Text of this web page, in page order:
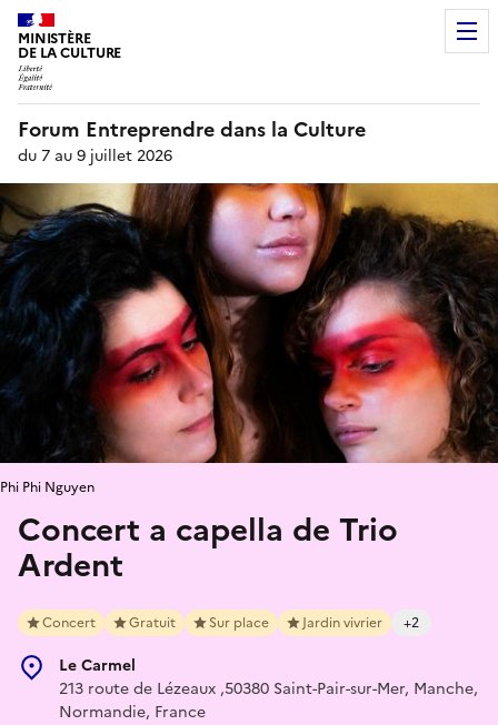
MINISTÈRE
DE LA CULTURE
Forum Entreprendre dans la Culture
du 7 au 9 juillet 2026
Concert a capella de Trio
Ardent
Concert Gratuit Sur place Jardin vivrier +2
Le Carmel
213 route de Lézeaux ,50380 Saint-Pair-sur-Mer, Manche,
Normandie, France
Phi Phi Nguyen